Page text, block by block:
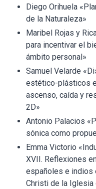
Diego Orihuela
de la Naturaleza»
Maribel Rojas y
para incentivar el
ámbito personal»
Samuel Velarde
estético-plásticos
ascenso, caída y
2D»
Antonio Palacios
sónica como
Emma Victorio
XVII. Reflexiones
españoles e indios
Christi de la Iglesia